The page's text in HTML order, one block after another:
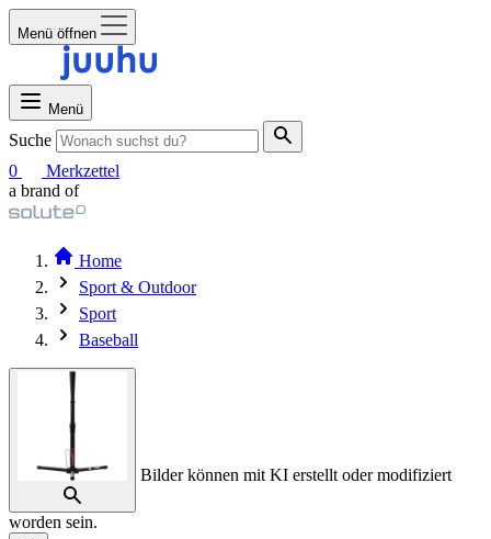
Menü öffnen
Menü
Suche
0
Merkzettel
a brand of
Home
Sport & Outdoor
Sport
Baseball
Bilder können mit KI erstellt oder modifiziert
worden sein.